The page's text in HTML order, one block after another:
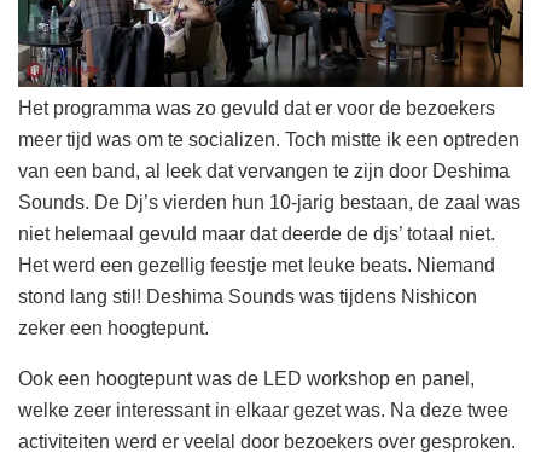
Het programma was zo gevuld dat er voor de bezoekers
meer tijd was om te socializen. Toch mistte ik een optreden
van een band, al leek dat vervangen te zijn door Deshima
Sounds. De Dj’s vierden hun 10-jarig bestaan, de zaal was
niet helemaal gevuld maar dat deerde de djs’ totaal niet.
Het werd een gezellig feestje met leuke beats. Niemand
stond lang stil! Deshima Sounds was tijdens Nishicon
zeker een hoogtepunt.
Ook een hoogtepunt was de LED workshop en panel,
welke zeer interessant in elkaar gezet was. Na deze twee
activiteiten werd er veelal door bezoekers over gesproken.